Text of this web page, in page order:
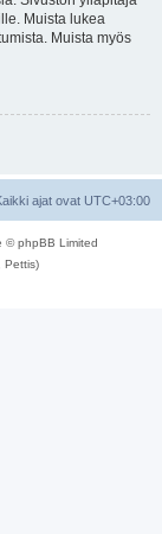
Muista lukea
Muista myös
ajat ovat UTC+03:00
© phpBB Limited
Pettis)